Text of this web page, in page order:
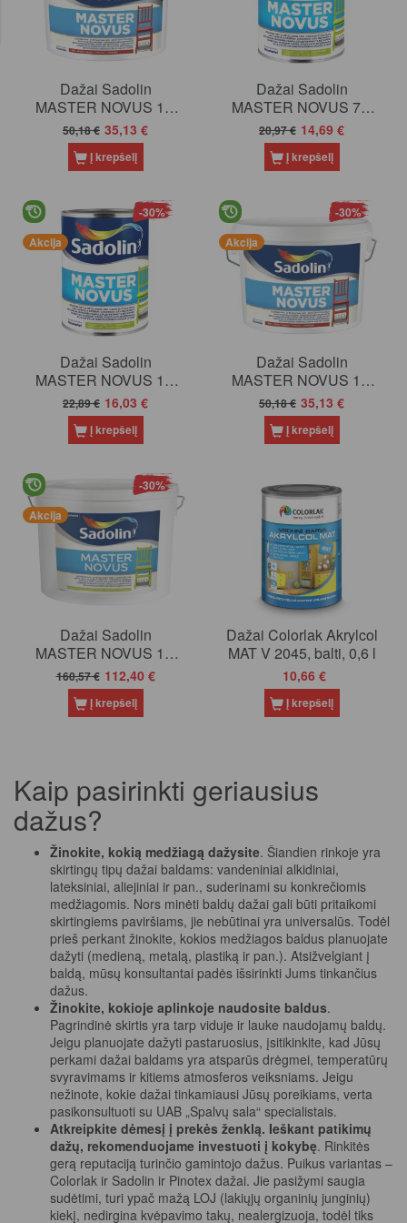
Dažai Sadolin
MASTER NOVUS 15,
BC bazė (tonuojami),
2.33 l
50,18 € 35,13 €
Į krepšelį
Dažai Sadolin
MASTER NOVUS 70,
BW bazė (balta), 1 l
20,97 € 14,69 €
Į krepšelį
Akcija
-30%
Dažai Sadolin
MASTER NOVUS 15,
BW bazė (balta), 1 l
22,89 € 16,03 €
Į krepšelį
Akcija
-30%
Dažai Sadolin
MASTER NOVUS 15,
BW bazė (balta), 2.5 l
50,18 € 35,13 €
Į krepšelį
Akcija
-30%
Dažai Sadolin
MASTER NOVUS 15,
BW bazė (balta), 10 l
160,57 € 112,40 €
Į krepšelį
Dažai Colorlak Akrylcol
MAT V 2045, balti, 0,6 l
10,66 €
Į krepšelį
Kaip pasirinkti geriausius
dažus?
Žinokite, kokią medžiagą dažysite. Šiandien rinkoje yra
skirtingų tipų dažai baldams: vandeniniai alkidiniai,
lateksiniai, aliejiniai ir pan., suderinami su konkrečiomis
medžiagomis. Nors minėti baldų dažai gali būti pritaikomi
skirtingiems paviršiams, jie nebūtinai yra universalūs. Todėl
prieš perkant žinokite, kokios medžiagos baldus planuojate
dažyti (medieną, metalą, plastiką ir pan.). Atsižvelgiant į
baldą, mūsų konsultantai padės išsirinkti Jums tinkančius
dažus.
Žinokite, kokioje aplinkoje naudosite baldus.
Pagrindinė skirtis yra tarp viduje ir lauke naudojamų baldų.
Jeigu planuojate dažyti pastaruosius, įsitikinkite, kad Jūsų
perkami dažai baldams yra atsparūs drėgmei, temperatūrų
svyravimams ir kitiems atmosferos veiksniams. Jeigu
nežinote, kokie dažai tinkamiausi Jūsų poreikiams, verta
pasikonsultuoti su UAB „Spalvų sala“ specialistais.
Atkreipkite dėmesį į prekės ženklą. Ieškant patikimų
dažų, rekomenduojame investuoti į kokybę. Rinkitės
gerą reputaciją turinčio gamintojo dažus. Puikus variantas –
Colorlak ir Sadolin ir Pinotex dažai. Jie pasižymi saugia
sudėtimi, turi ypač mažą LOJ (lakiųjų organinių junginių)
kiekį, nedirgina kvėpavimo takų, nealergizuoja, todėl tiks